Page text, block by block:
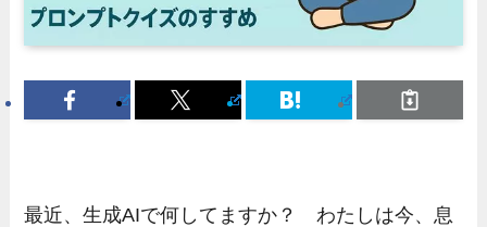
最近、生成AIで何してますか？ わたしは今、息